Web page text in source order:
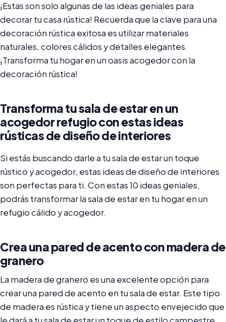
¡Estas son solo algunas de las ideas geniales para
decorar tu casa rústica! Recuerda que la clave para una
decoración rústica exitosa es utilizar materiales
naturales, colores cálidos y detalles elegantes.
¡Transforma tu hogar en un oasis acogedor con la
decoración rústica!
Transforma tu sala de estar en un
acogedor refugio con estas ideas
rústicas de diseño de interiores
Si estás buscando darle a tu sala de estar un toque
rústico y acogedor, estas ideas de diseño de interiores
son perfectas para ti. Con estas 10 ideas geniales,
podrás transformar la sala de estar en tu hogar en un
refugio cálido y acogedor.
Crea una pared de acento con madera de
granero
La madera de granero es una excelente opción para
crear una pared de acento en tu sala de estar. Este tipo
de madera es rústica y tiene un aspecto envejecido que